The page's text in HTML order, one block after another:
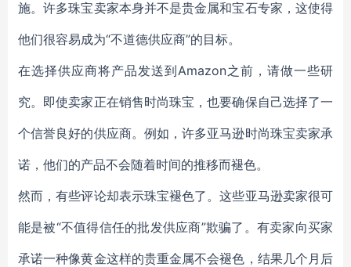
施。许多珠宝卖家本身并不是贵金属和宝石专家，这使得
他们很容易成为“不道德供应商”的目标。
在选择供应商将产品发送到Amazon之前，请做一些研
究。即使卖家正在销售时尚珠宝，也要确保自己选择了一
个信誉良好的供应商。例如，许多亚马逊时尚珠宝卖家承
诺，他们的产品不会随着时间的推移而褪色。
然而，有些评论却表示珠宝褪色了。这些亚马逊卖家很可
能是被“不值得信任的批发供应商”欺骗了。 有卖家向买家
承诺一种像黄金这样的贵重金属不会褪色 ，结果几个月后